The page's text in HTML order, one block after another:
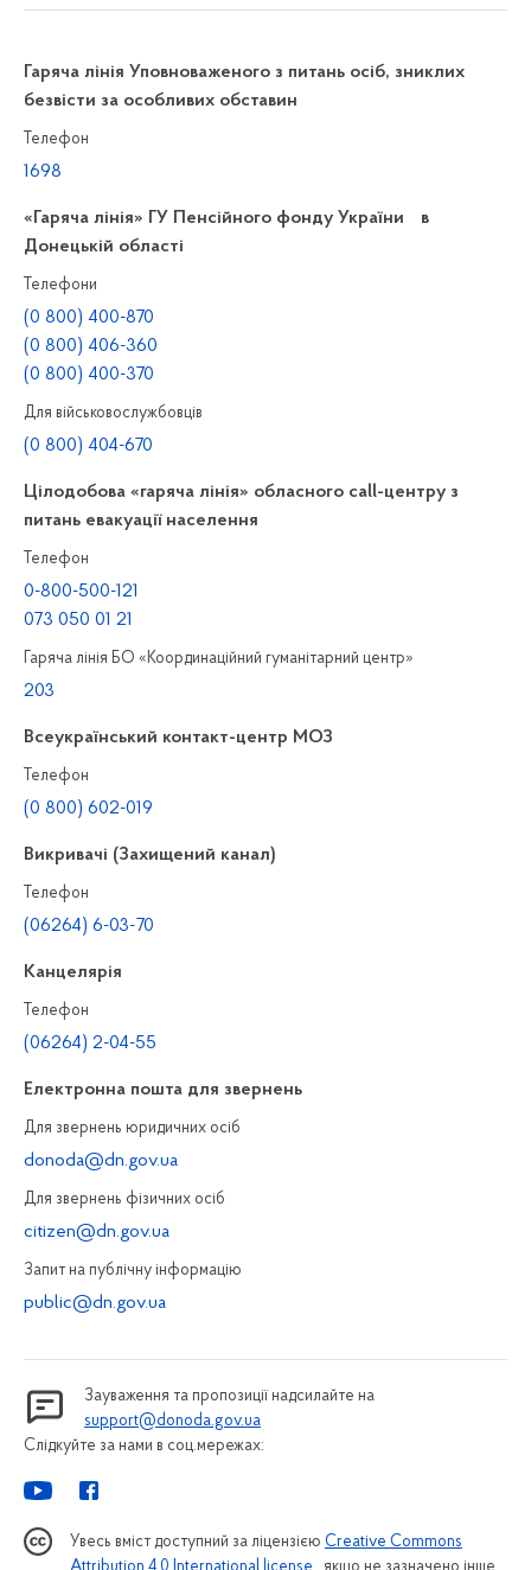
Гаряча лінія Уповноваженого з питань осіб, зниклих
безвісти за особливих обставин
Телефон
1698
«Гаряча лінія» ГУ Пенсійного фонду України в
Донецькій області
Телефони
(0 800) 400-870
(0 800) 406-360
(0 800) 400-370
Для військовослужбовців
(0 800) 404-670
Цілодобова «гаряча лінія» обласного call-центру з
питань евакуації населення
Телефон
0-800-500-121
073 050 01 21
Гаряча лінія БО «Координаційний гуманітарний центр»
203
Всеукраїнський контакт-центр МОЗ
Телефон
(0 800) 602-019
Викривачі (Захищений канал)
Телефон
(06264) 6-03-70
Канцелярiя
Телефон
(06264) 2-04-55
Електронна пошта для звернень
Для звернень юридичних осiб
donoda@dn.gov.ua
Для звернень фізичних осiб
citizen@dn.gov.ua
Запит на публiчну інформацiю
public@dn.gov.ua
Зауваження та пропозиції надсилайте на
support@donoda.gov.ua
Слідкуйте за нами в соц.мережах:
Увесь вміст доступний за ліцензією Creative Commons
Attribution 4.0 International license , якщо не зазначено інше